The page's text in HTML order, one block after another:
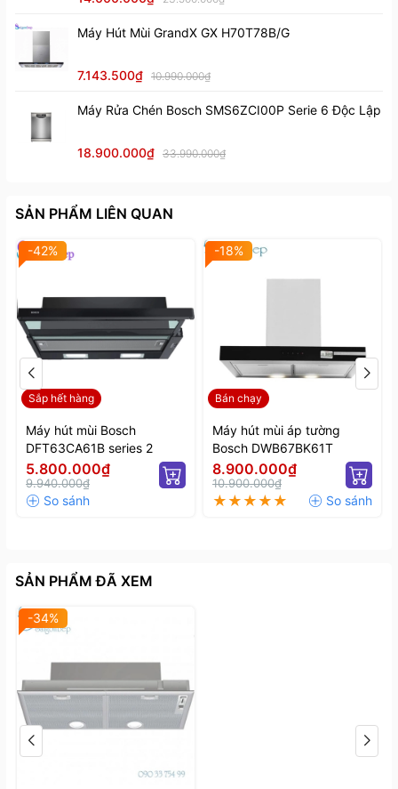
Máy Hút Mùi GrandX GX H70T78B/G
7.143.500₫ 10.990.000₫
Máy Rửa Chén Bosch SMS6ZCI00P Serie 6 Độc Lập
18.900.000₫ 33.990.000₫
SẢN PHẨM LIÊN QUAN
Sắp hết hàng
-42%
Máy hút mùi Bosch
DFT63CA61B series 2
5.800.000₫
9.940.000₫
Bán chạy
-18%
Máy hút mùi áp tường
Bosch DWB67BK61T
8.900.000₫
10.900.000₫
SẢN PHẨM ĐÃ XEM
-34%